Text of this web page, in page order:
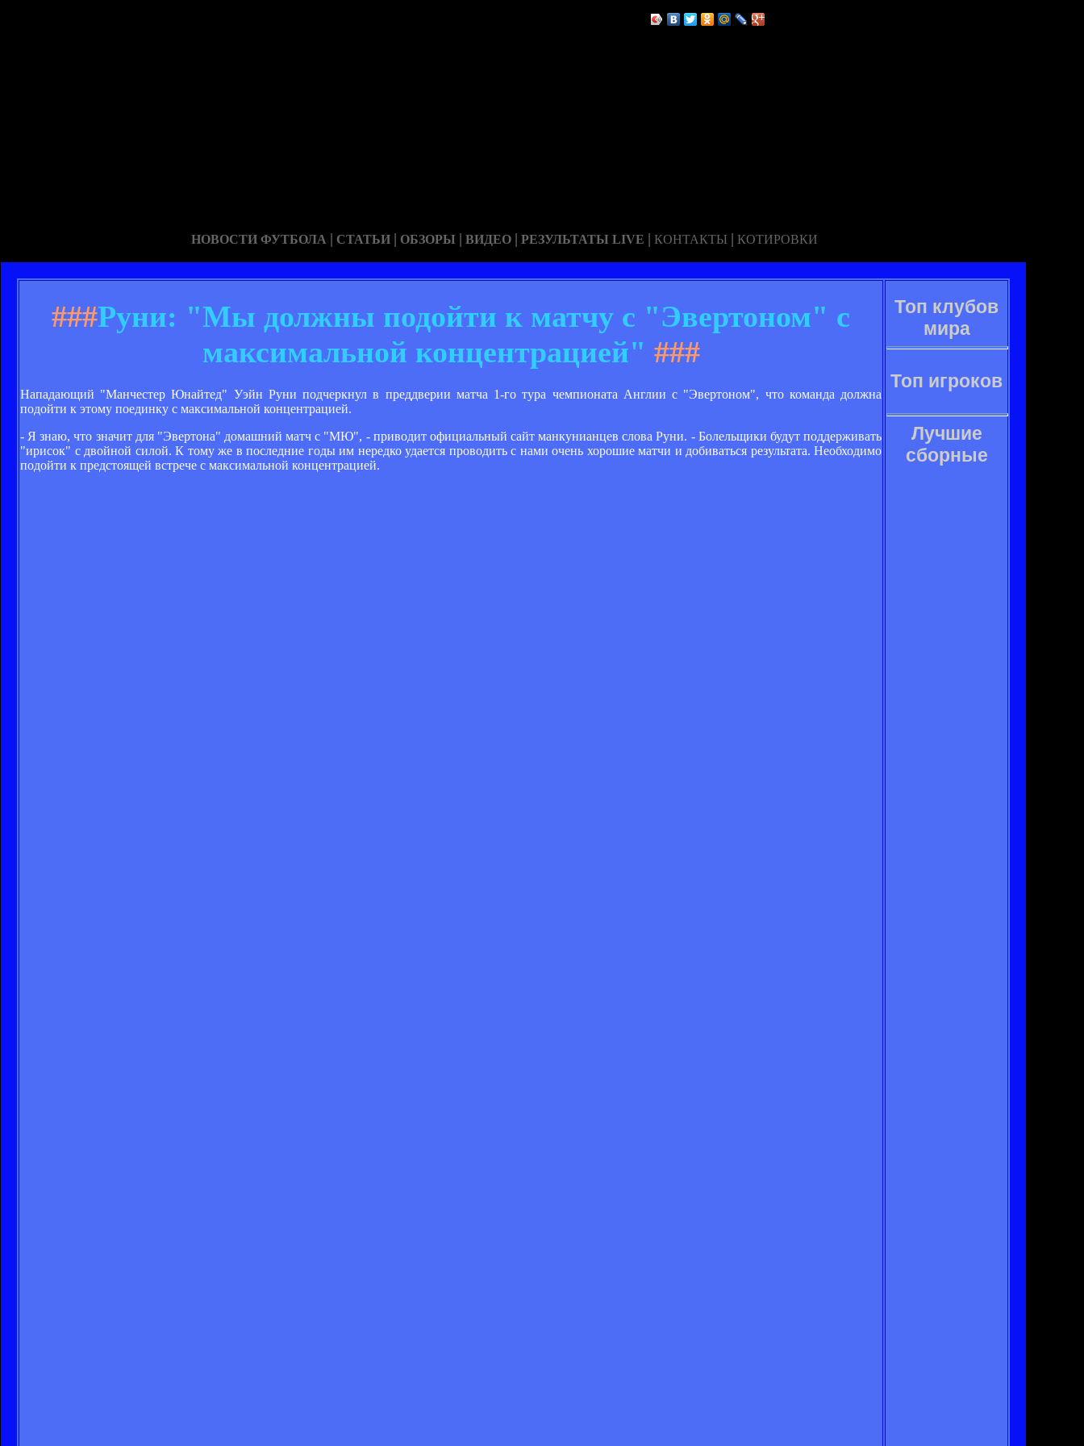
НОВОСТИ ФУТБОЛА | СТАТЬИ | ОБЗОРЫ | ВИДЕО | РЕЗУЛЬТАТЫ LIVE | КОНТАКТЫ | КОТИРОВКИ
###Руни: "Мы должны подойти к матчу с "Эвертоном" с
максимальной концентрацией" ###
Нападающий "Манчестер Юнайтед" Уэйн Руни подчеркнул в преддверии матча 1-го тура чемпионата Англии с "Эвертоном", что команда должна
подойти к этому поединку с максимальной концентрацией.
- Я знаю, что значит для "Эвертона" домашний матч с "МЮ", - приводит официальный сайт манкунианцев слова Руни. - Болельщики будут поддерживать
"ирисок" с двойной силой. К тому же в последние годы им нередко удается проводить с нами очень хорошие матчи и добиваться результата. Необходимо
подойти к предстоящей встрече с максимальной концентрацией.
Топ клубов
мира
Топ игроков
Лучшие
сборные